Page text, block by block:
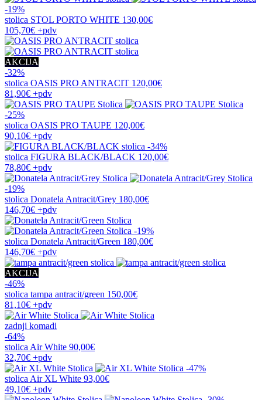
-19%
stolica STOL PORTO WHITE 130,00€
105,70€ +pdv
AKCIJA
-32%
stolica OASIS PRO ANTRACIT 120,00€
81,90€ +pdv
-25%
stolica OASIS PRO TAUPE 120,00€
90,10€ +pdv
-34%
stolica FIGURA BLACK/BLACK 120,00€
78,80€ +pdv
-19%
stolica Donatela Antracit/Grey 180,00€
146,70€ +pdv
-19%
stolica Donatela Antracit/Green 180,00€
146,70€ +pdv
AKCIJA
-46%
stolica tampa antracit/green 150,00€
81,10€ +pdv
zadnji komadi
-64%
stolicaAir White 90,00€
32,70€ +pdv
-47%
stolicaAir XL White 93,00€
49,10€ +pdv